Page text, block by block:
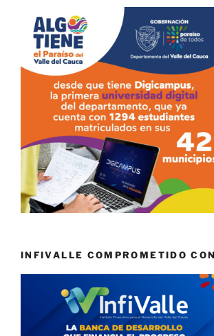
INFIVALLE COMPROMETIDO